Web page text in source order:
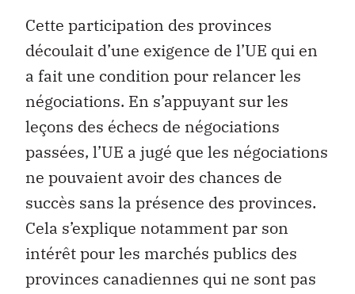
Cette participation des provinces
découlait d’une exigence de l’UE qui en
a fait une condition pour relancer les
négociations. En s’appuyant sur les
leçons des échecs de négociations
passées, l’UE a jugé que les négociations
ne pouvaient avoir des chances de
succès sans la présence des provinces.
Cela s’explique notamment par son
intérêt pour les marchés publics des
provinces canadiennes qui ne sont pas